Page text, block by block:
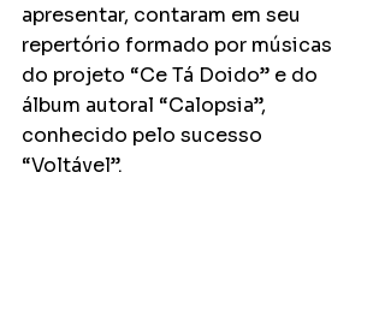
apresentar, contaram em seu
repertório formado por músicas
do projeto “Ce Tá Doido” e do
álbum autoral “Calopsia”,
conhecido pelo sucesso
“Voltável”.